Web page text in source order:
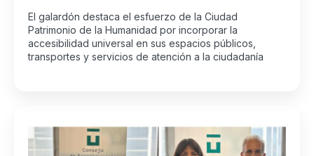
El galardón destaca el esfuerzo de la Ciudad
Patrimonio de la Humanidad por incorporar la
accesibilidad universal en sus espacios públicos,
transportes y servicios de atención a la ciudadanía